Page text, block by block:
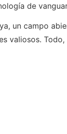
de
un campo
valiosos.